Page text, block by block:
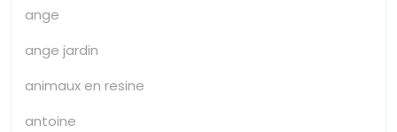
ange
ange jardin
animaux en resine
antoine